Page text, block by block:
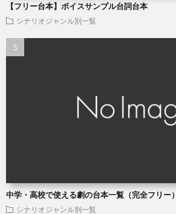
【フリー台本】ボイスサンプル台詞台本
シナリオジャンル別一覧
中学・高校で使える劇の台本一覧（完全フリー）
シナリオジャンル別一覧